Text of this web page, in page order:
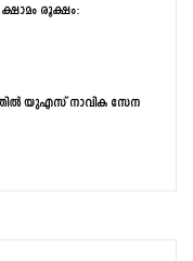
രൂക്ഷം:
യുഎസ് നാവിക സേന